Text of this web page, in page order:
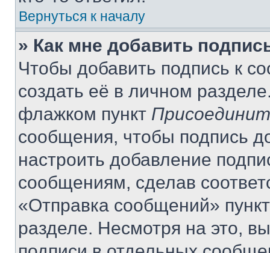
Вернуться к началу
» Как мне добавить
Чтобы добавить подпись к
создать её в личном
флажком пункт
сообщения, чтобы подпись
настроить добавление
сообщениям, сделав
«Отправка сообщений»
разделе. Несмотря на это,